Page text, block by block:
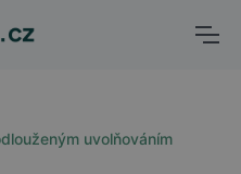
uvolňováním